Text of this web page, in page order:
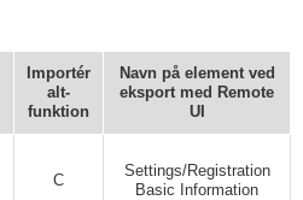
Importér
alt-
funktion
Navn på element ved
eksport med Remote
UI
C
Settings/Registration
Basic Information